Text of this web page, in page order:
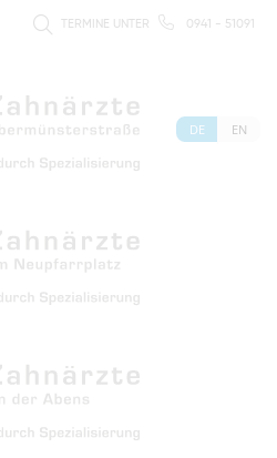
TERMINE UNTER 0941 - 51091
DE EN